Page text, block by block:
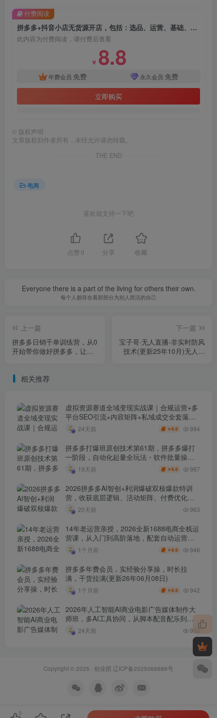
拼多多+抖音小店无货源开店，包括：选品、运营、基础、付费推广、爆款案例等
此内容为付费阅读，请付费后查看
￥ 8.8
年费会员 免费 永久会员 免费
立即购买
付费阅读
© 版权声明
文章版权归作者所有，未经允许请勿转载。
THE END
电商
喜欢就支持一下吧
点赞 0 分享 收藏
Everyone there is a part of the living for others their own.
每个人都存在着那部分为别人而活的自己
上一篇
拼多多日销千单训练营，从0
开始带你做好拼多多，让日
下一篇
宝子哥·无人直播-非实时防风
技术(更新25年10月)无人半
相关推荐
虚拟资源赛道全域变现实战课｜合规运营+多
平台SEO引流+内容矩阵+私域成交全套落地
玩法24天前 ￥6.6 994
拼多多打爆班原创技术第61期，拼多多爆打
一阶段，自动化起量全玩法・软件批量操
作・投产优化・大促矩阵实战课
19天前 ￥6.6 987
2026拼多多AI智创+利润爆破双核爆款特训
营，收获底层逻辑、活动矩阵、付费优化、
0-1打爆SOP
20天前 963
14年老运营亲授，2026全新1688电商全栈运
营课，从入门到高阶落地，配套自动运营表
+工具包+直播诊断等
1个月前 ￥6.6 946
拼多多年费会员，实经验分享操，时长拉
满，干货拉满(更新26年06月08日)
1个月前 ￥6.6 942
2026年人工智能AI商业电影广告媒体制作大
师班，多AI工具协同，从脚本配音配乐到电
影级短片、品牌广告全流程实战（中英字
幕）
24天前 936
Copyright © 2025 · 创业团 辽ICP备2025066689号
0